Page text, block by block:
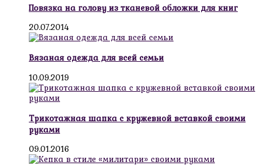
Повязка на голову из тканевой обложки для книг
20.07.2014
Вязаная одежда для всей семьи
10.09.2019
Трикотажная шапка с кружевной вставкой своими
руками
09.01.2016